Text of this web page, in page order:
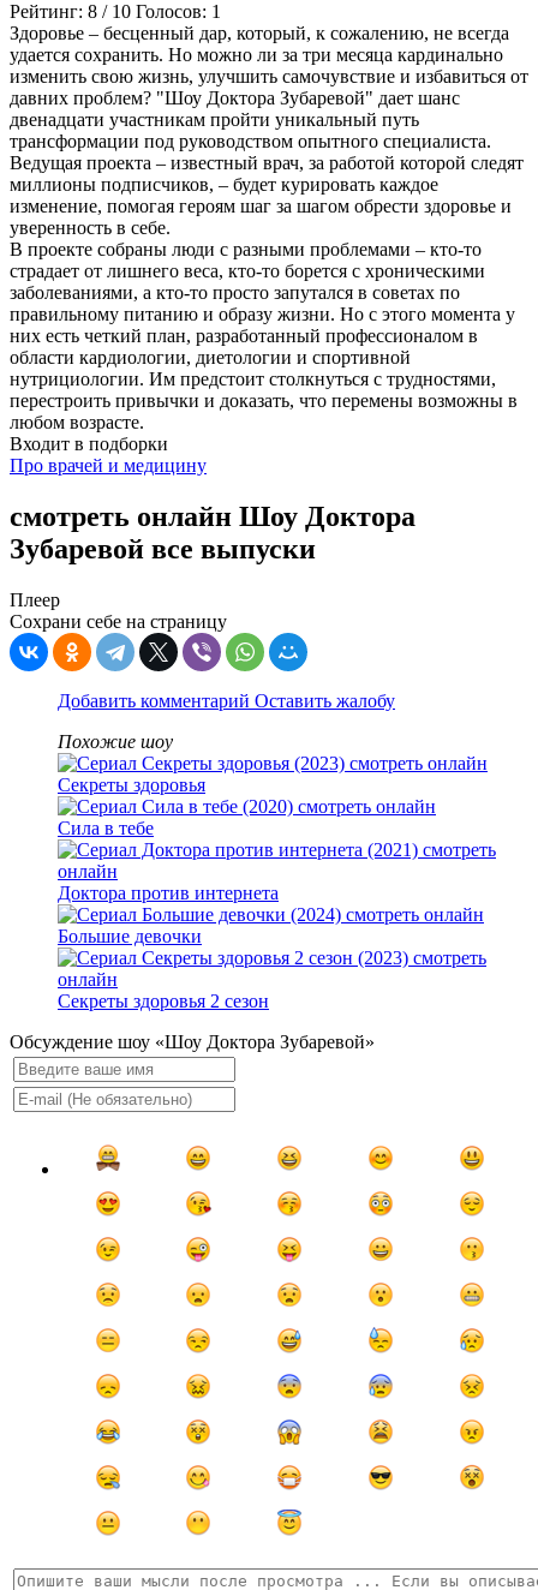
Рейтинг: 8 / 10 Голосов: 1
Здоровье – бесценный дар, который, к сожалению, не всегда
удается сохранить. Но можно ли за три месяца кардинально
изменить свою жизнь, улучшить самочувствие и избавиться от
давних проблем? "Шоу Доктора Зубаревой" дает шанс
двенадцати участникам пройти уникальный путь
трансформации под руководством опытного специалиста.
Ведущая проекта – известный врач, за работой которой следят
миллионы подписчиков, – будет курировать каждое
изменение, помогая героям шаг за шагом обрести здоровье и
уверенность в себе.
В проекте собраны люди с разными проблемами – кто-то
страдает от лишнего веса, кто-то борется с хроническими
заболеваниями, а кто-то просто запутался в советах по
правильному питанию и образу жизни. Но с этого момента у
них есть четкий план, разработанный профессионалом в
области кардиологии, диетологии и спортивной
нутрициологии. Им предстоит столкнуться с трудностями,
перестроить привычки и доказать, что перемены возможны в
любом возрасте.
Входит в подборки
Про врачей и медицину
смотреть онлайн Шоу Доктора
Зубаревой все выпуски
Плеер
Сохрани себе на страницу
Добавить комментарий Оставить жалобу
Похожие шоу
Секреты здоровья
Сила в тебе
Доктора против интернета
Большие девочки
Секреты здоровья 2 сезон
Обсуждение шоу «Шоу Доктора Зубаревой»